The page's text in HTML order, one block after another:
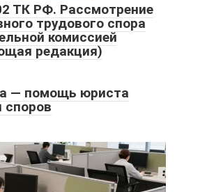
ТК РФ. Рассмотрение
трудового спора
комиссией
редакция)
— помощь юриста
споров